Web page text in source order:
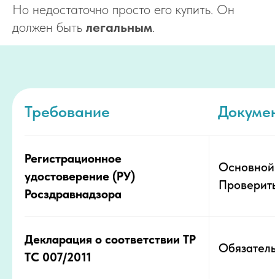
Но недостаточно просто его купить. Он
должен быть легальным.
Требование
Регистрационное
удостоверение (РУ)
Росздравнадзора
Основной
Декларация о соответствии ТР
ТС 007/2011